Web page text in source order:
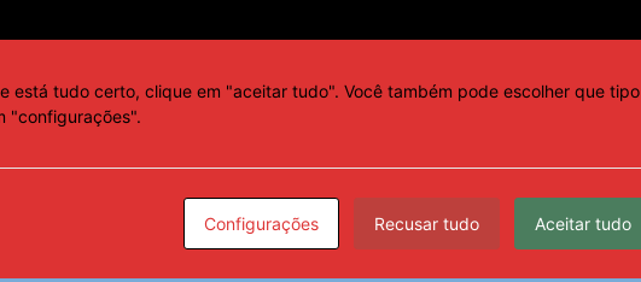
a partida dois minutos depois. O atacante
da defesa e, de primeira, surpreendeu
por Di Lorenzo. Retegui recebeu do
raciocínio rápido para chutar de primeira e
um gol coletivo. A equipe de Gennaro
está tudo certo, clique em "aceitar tudo". Você também pode escolher que tipo
"configurações".
Configurações Recusar tudo Aceitar tudo